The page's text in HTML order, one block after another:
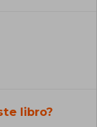
libro?